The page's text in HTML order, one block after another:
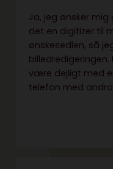
Ja, jeg ønsker mig
det en digitizer til
ønskesedlen, så
være dejligt med
telefon med